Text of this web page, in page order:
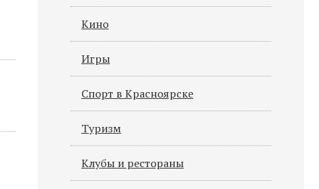
Кино
Игры
Спорт в Красноярске
Туризм
Клубы и рестораны